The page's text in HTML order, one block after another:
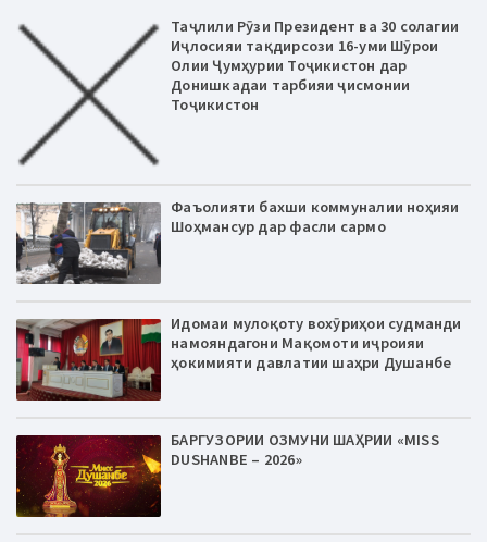
Таҷлили Рӯзи Президент ва 30 солагии
Иҷлосияи тақдирсози 16-уми Шӯрои
Олии Ҷумҳурии Тоҷикистон дар
Донишкадаи тарбияи ҷисмонии
Тоҷикистон
Фаъолияти бахши коммуналии ноҳияи
Шоҳмансур дар фасли сармо
Идомаи мулоқоту вохӯриҳои судманди
намояндагони Мақомоти иҷроияи
ҳокимияти давлатии шаҳри Душанбе
БАРГУЗОРИИ ОЗМУНИ ШАҲРИИ «MISS
DUSHANBE – 2026»